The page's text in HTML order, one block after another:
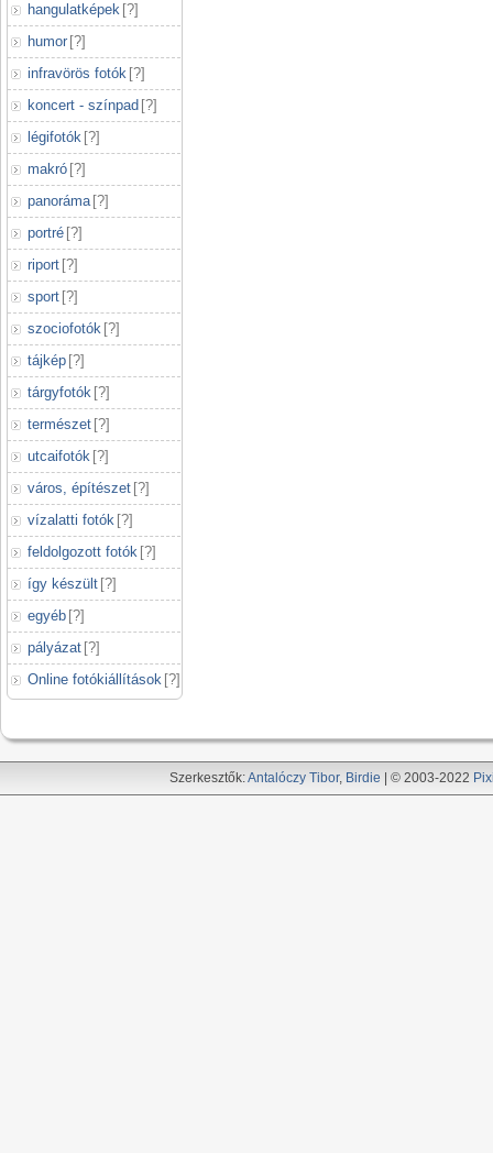
hangulatképek [?]
humor [?]
infravörös fotók [?]
koncert - színpad [?]
légifotók [?]
makró [?]
panoráma [?]
portré [?]
riport [?]
sport [?]
szociofotók [?]
tájkép [?]
tárgyfotók [?]
természet [?]
utcaifotók [?]
város, építészet [?]
vízalatti fotók [?]
feldolgozott fotók [?]
így készült [?]
egyéb [?]
pályázat [?]
Online fotókiállítások [?]
Szerkesztők:Antalóczy Tibor, Birdie | © 2003-2022